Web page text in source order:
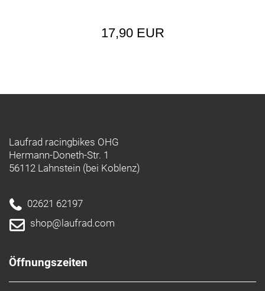
17,90 EUR
Laufrad racingbikes OHG
Hermann-Doneth-Str. 1
56112 Lahnstein (bei Koblenz)
02621 62197
shop@laufrad.com
Öffnungszeiten